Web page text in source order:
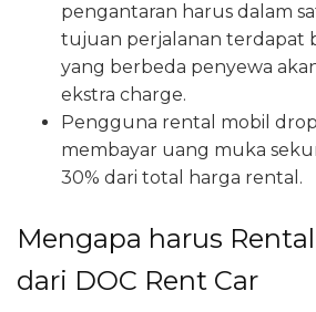
pengantaran harus dalam
tujuan perjalanan terdapat
yang berbeda penyewa
ekstra charge.
Pengguna rental mobil
membayar uang muka
30% dari total harga rental.
Mengapa harus
dari DOC Rent Car